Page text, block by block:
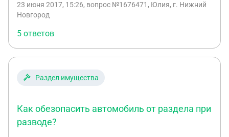
половина стоимости машины. Без машины ни
сделать невозможно
23 июня 2017, 15:26, вопрос №1676471, Юлия, г. Нижний
Новгород
5 ответов
Раздел имущества
Как обезопасить автомобиль от раздела при
разводе?